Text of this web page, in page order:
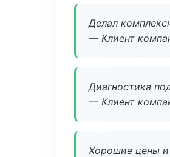
Делал
— Клиент
Диагностика
— Клиент
Хорошие цены и